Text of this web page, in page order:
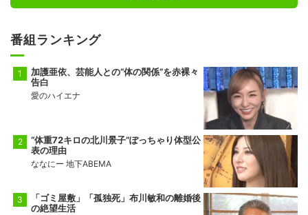
番組ランキング
加護亜依、芸能人との“体の関係”を赤裸々
告白
愛のハイエナ
“体重72キロの北川景子”ぽっちゃり体型公
表の理由
ななにー 地下ABEMA
「ゴミ屋敷」「孤独死」布川敏和の離婚後
の絶望生活